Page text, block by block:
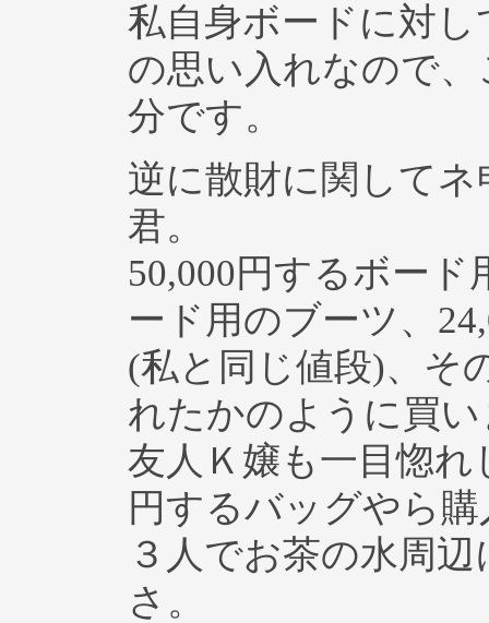
私自身ボードに対
の思い入れなので
分です。
逆に散財に関して
君。
50,000円するボー
ード用のブーツ、
(私と同じ値段)、そ
れたかのように買
友人Ｋ嬢も一目惚れ
円するバッグやら購
３人でお茶の水周
さ。